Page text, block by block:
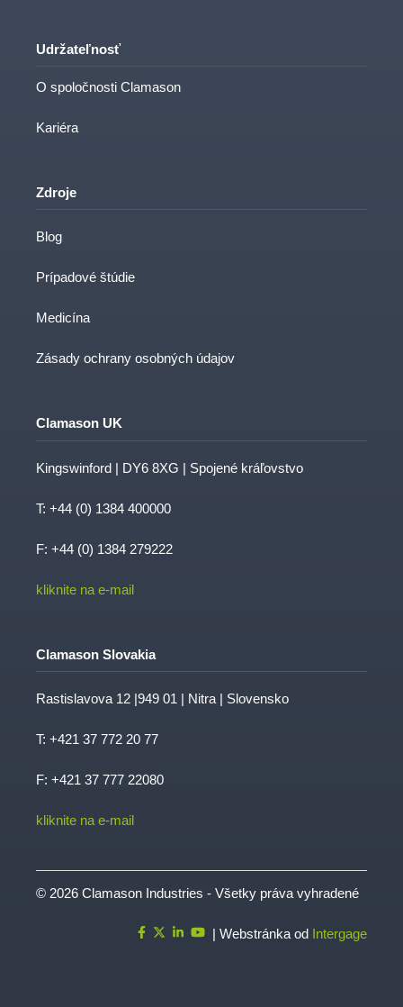
Udržateľnosť
O spoločnosti Clamason
Kariéra
Zdroje
Blog
Prípadové štúdie
Medicína
Zásady ochrany osobných údajov
Clamason UK
Kingswinford | DY6 8XG | Spojené kráľovstvo
T: +44 (0) 1384 400000
F: +44 (0) 1384 279222
kliknite na e-mail
Clamason Slovakia
Rastislavova 12 |949 01 | Nitra | Slovensko
T: +421 37 772 20 77
F: +421 37 777 22080
kliknite na e-mail
© 2026 Clamason Industries - Všetky práva vyhradené
| Webstránka od Intergage